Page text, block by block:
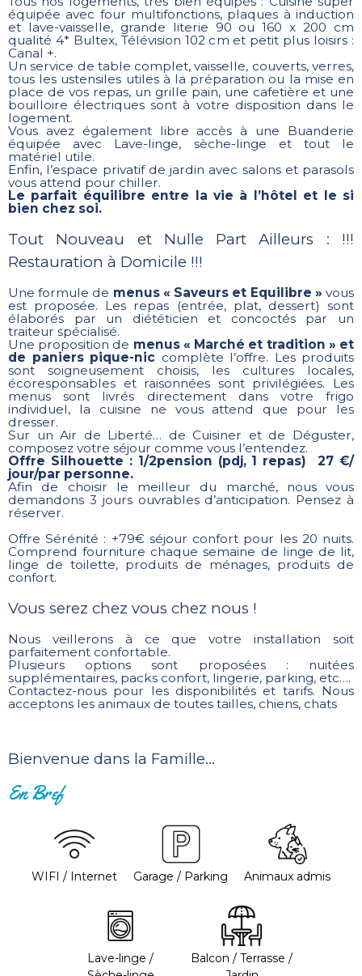
équipée avec four multifonctions, plaques à induction
et lave-vaisselle, grande literie 90 ou 160 x 200 cm
qualité 4* Bultex, Télévision 102 cm et petit plus loisirs :
Canal +.
Un service de table complet, vaisselle, couverts, verres,
tous les ustensiles utiles à la préparation ou la mise en
place de vos repas, un grille pain, une cafetière et une
bouilloire électriques sont à votre disposition dans le
logement.
Vous avez également libre accès à une Buanderie
équipée avec Lave-linge, sèche-linge et tout le
matériel utile.
Enfin, l’espace privatif de jardin avec salons et parasols
vous attend pour chiller.
Le parfait équilibre entre la vie à l’hôtel et le si
bien chez soi.
Tout Nouveau et Nulle Part Ailleurs : !!!
Restauration à Domicile !!!
Une formule de menus « Saveurs et Equilibre » vous
est proposée. Les repas (entrée, plat, dessert) sont
élaborés par un diététicien et concoctés par un
traiteur spécialisé.
Une proposition de menus « Marché et tradition » et
de paniers pique-nic complète l’offre. Les produits
sont soigneusement choisis, les cultures locales,
écoresponsables et raisonnées sont privilégiées. Les
menus sont livrés directement dans votre frigo
individuel, la cuisine ne vous attend que pour les
dresser.
Sur un Air de Liberté… de Cuisiner et de Déguster,
composez votre séjour comme vous l’entendez.
Offre Silhouette : 1/2pension (pdj, 1 repas) 27 €/
jour/par personne.
Afin de choisir le meilleur du marché, nous vous
demandons 3 jours ouvrables d’anticipation. Pensez à
réserver.
Offre Sérénité : +79€ séjour confort pour les 20 nuits.
Comprend fourniture chaque semaine de linge de lit,
linge de toilette, produits de ménages, produits de
confort.
Vous serez chez vous chez nous !
Nous veillerons à ce que votre installation soit
parfaitement confortable.
Plusieurs options sont proposées : nuitées
supplémentaires, packs confort, lingerie, parking, etc….
Contactez-nous pour les disponibilités et tarifs. Nous
acceptons les animaux de toutes tailles, chiens, chats
Bienvenue dans la Famille…
En Bref
WIFI / Internet Garage / Parking Animaux admis
Lave-linge /
Balcon / Terrasse /